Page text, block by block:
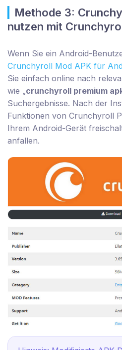
Methode 3:
nutzen mit
Wenn Sie ein Android-
Crunchyroll Mod APK für
Sie einfach online nach
wie „crunchyroll premium
Suchergebnisse. Nach der
Funktionen von Crunchyroll
Ihrem Android-Gerät
anfallen.